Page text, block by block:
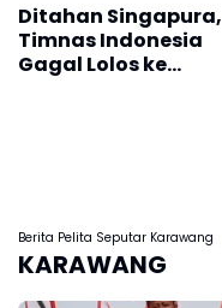
Ditahan Singapura,
Timnas Indonesia
Gagal Lolos ke
Berita Pelita Seputar Karawang
KARAWANG